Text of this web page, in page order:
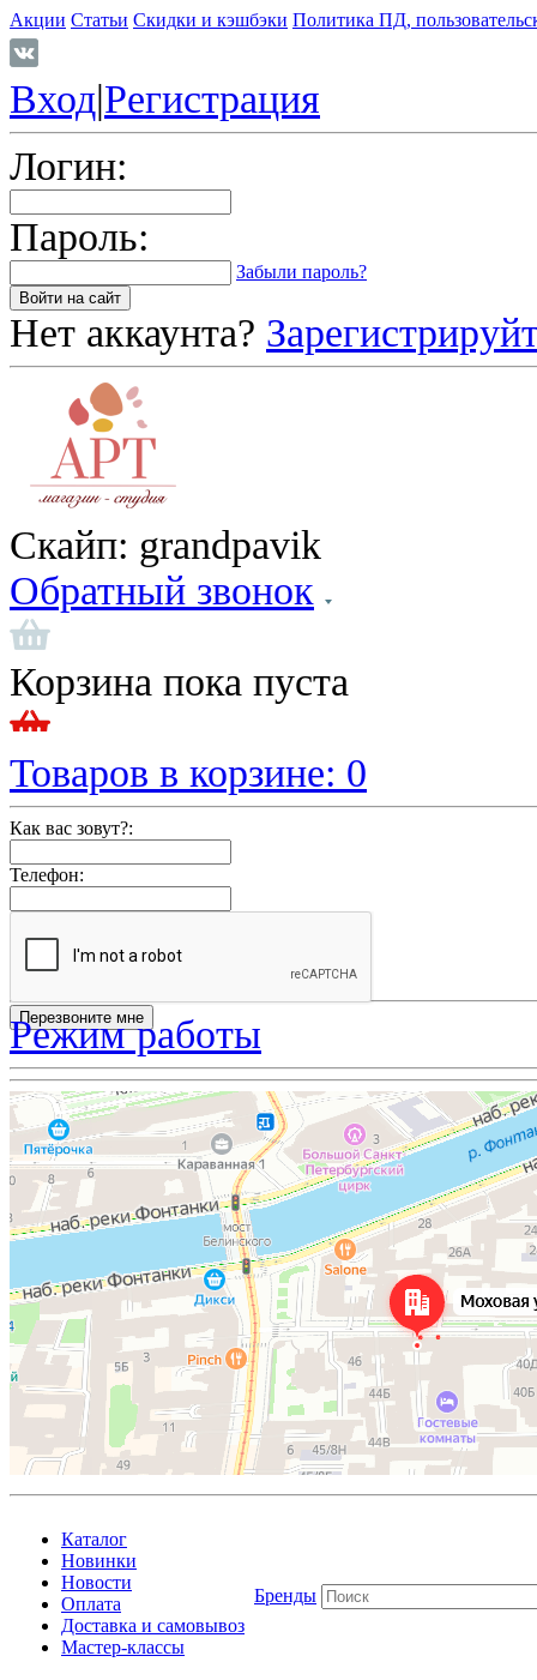
Акции Статьи Скидки и кэшбэки Политика ПД,
Вход|Регистрация
Логин:
Пароль:
Забыли пароль?
Нет аккаунта?
Скайп: grandpavik
Обратный звонок
Корзина пока пуста
Товаров в корзине: 0
Как вас зовут?:
Телефон:
Режим работы
Каталог
Новинки
Новости
Оплата
Доставка и самовывоз
Мастер-классы
Бренды